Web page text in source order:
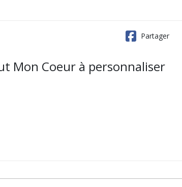
Partager
Mon Coeur à personnaliser